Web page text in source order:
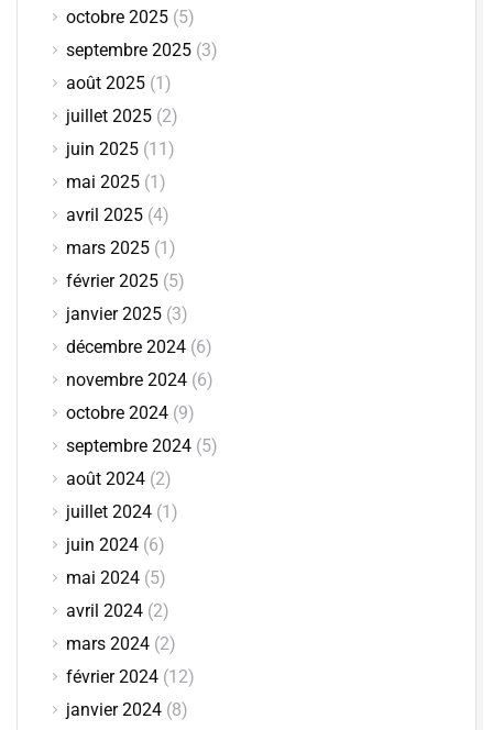
octobre 2025 (5)
septembre 2025 (3)
août 2025 (1)
juillet 2025 (2)
juin 2025 (11)
mai 2025 (1)
avril 2025 (4)
mars 2025 (1)
février 2025 (5)
janvier 2025 (3)
décembre 2024 (6)
novembre 2024 (6)
octobre 2024 (9)
septembre 2024 (5)
août 2024 (2)
juillet 2024 (1)
juin 2024 (6)
mai 2024 (5)
avril 2024 (2)
mars 2024 (2)
février 2024 (12)
janvier 2024 (8)